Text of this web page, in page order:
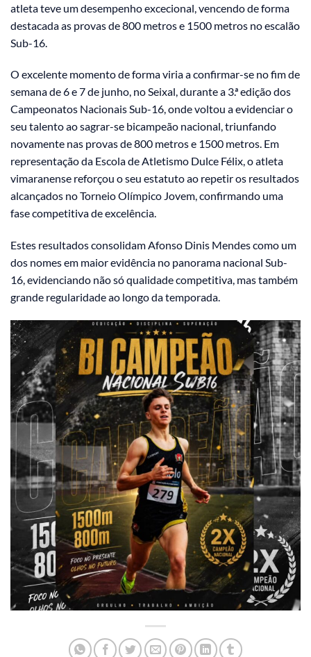
atleta teve um desempenho excecional, vencendo de forma
destacada as provas de 800 metros e 1500 metros no escalão
Sub-16.
O excelente momento de forma viria a confirmar-se no fim de
semana de 6 e 7 de junho, no Seixal, durante a 3.ª edição dos
Campeonatos Nacionais Sub-16, onde voltou a evidenciar o
seu talento ao sagrar-se bicampeão nacional, triunfando
novamente nas provas de 800 metros e 1500 metros. Em
representação da Escola de Atletismo Dulce Félix, o atleta
vimaranense reforçou o seu estatuto ao repetir os resultados
alcançados no Torneio Olímpico Jovem, confirmando uma
fase competitiva de excelência.
Estes resultados consolidam Afonso Dinis Mendes como um
dos nomes em maior evidência no panorama nacional Sub-
16, evidenciando não só qualidade competitiva, mas também
grande regularidade ao longo da temporada.